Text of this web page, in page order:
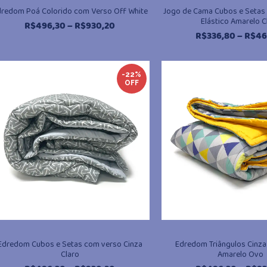
Poá Colorido com Verso Off White
R$496,30–R$930,20
R$496,30
através
R$930,20
Jogo de Cama Cubos e
Elástico Amarelo
R$336,80–R$
-22%
OFF
Cubos e Setas com verso Cinza
Claro
Edredom Triângulos
Amarelo Ovo